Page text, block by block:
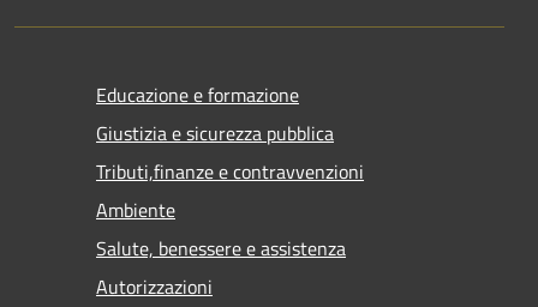
Educazione e formazione
Giustizia e sicurezza pubblica
Tributi,finanze e contravvenzioni
Ambiente
Salute, benessere e assistenza
Autorizzazioni